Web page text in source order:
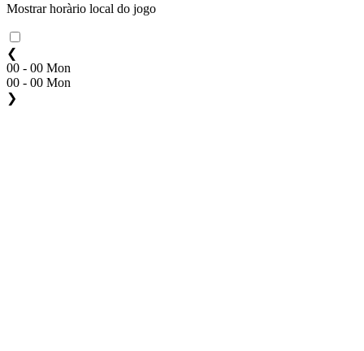
Mostrar horàrio local do jogo
❮
00 - 00 Mon
00 - 00 Mon
❯